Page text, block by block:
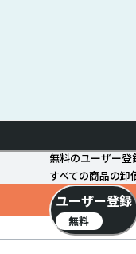
無料のユーザー登
すべての商品の卸
ユーザー登録
無料